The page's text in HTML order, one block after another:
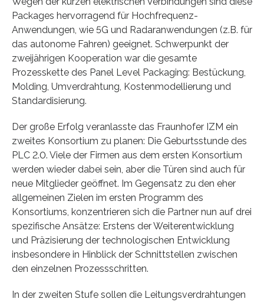
Packages hervorragend für Hochfrequenz-
Anwendungen, wie 5G und Radaranwendungen (z.B. für
das autonome Fahren) geeignet. Schwerpunkt der
zweijährigen Kooperation war die gesamte
Prozesskette des Panel Level Packaging: Bestückung,
Molding, Umverdrahtung, Kostenmodellierung und
Standardisierung.
Der große Erfolg veranlasste das Fraunhofer IZM ein
zweites Konsortium zu planen: Die Geburtsstunde des
PLC 2.0. Viele der Firmen aus dem ersten Konsortium
werden wieder dabei sein, aber die Türen sind auch für
neue Mitglieder geöffnet. Im Gegensatz zu den eher
allgemeinen Zielen im ersten Programm des
Konsortiums, konzentrieren sich die Partner nun auf drei
spezifische Ansätze: Erstens der Weiterentwicklung
und Präzisierung der technologischen Entwicklung
insbesondere in Hinblick der Schnittstellen zwischen
den einzelnen Prozessschritten.
In der zweiten Stufe sollen die Leitungsverdrahtungen